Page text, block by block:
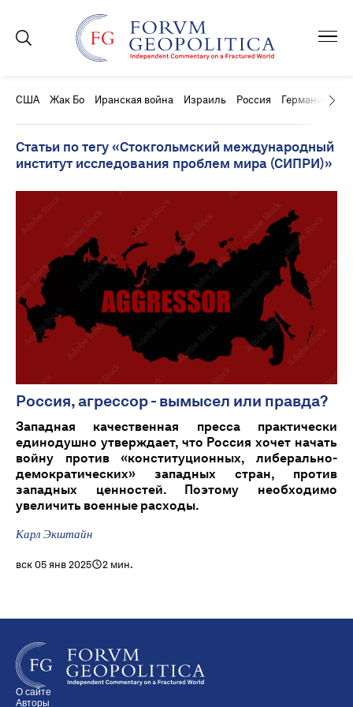
США Жак Бо Иранская война Израиль Россия Германия
Статьи по тегу «Стокгольмский международный
институт исследования проблем мира (СИПРИ)»
Россия, агрессор - вымысел или правда?
Западная качественная пресса практически
единодушно утверждает, что Россия хочет начать
войну против «конституционных, либерально-
демократических» западных стран, против
западных ценностей. Поэтому необходимо
увеличить военные расходы.
Карл Экштайн
вск 05 янв 2025 2 мин.
О сайте
Авторы